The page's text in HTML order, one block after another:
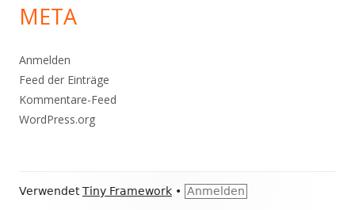
META
Anmelden
Feed der Einträge
Kommentare-Feed
WordPress.org
Footer
VerwendetTiny Framework • Anmelden